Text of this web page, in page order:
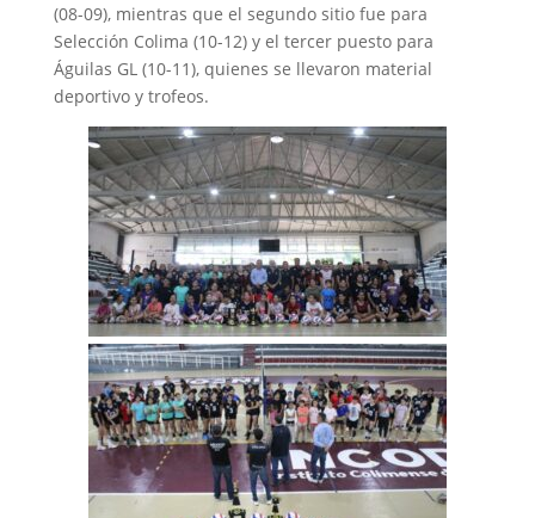
(08-09), mientras que el segundo sitio fue para
Selección Colima (10-12) y el tercer puesto para
Águilas GL (10-11), quienes se llevaron material
deportivo y trofeos.